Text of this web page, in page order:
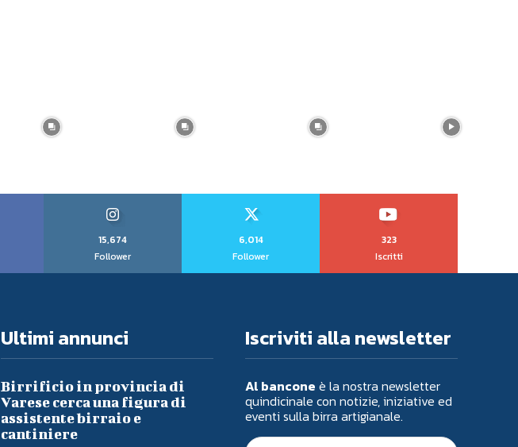
15,674
Follower
6,014
Follower
323
Iscritti
Ultimi annunci
Birrificio in provincia di
Varese cerca una figura di
assistente birraio e
cantiniere
Iscriviti alla newsletter
Al bancone è la nostra newsletter
quindicinale con notizie, iniziative ed
eventi sulla birra artigianale.